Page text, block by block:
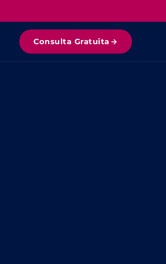
Consulta Gratuita